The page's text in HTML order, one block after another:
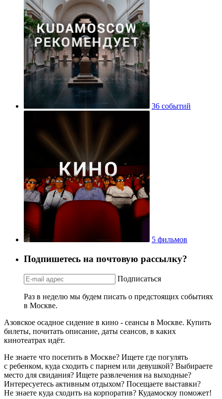
36 событий
5 фильмов
Подпишетесь на почтовую рассылку?
Подписаться
Раз в неделю мы будем писать о предстоящих событиях
в Москве.
Азовское осадное сидение в кино - сеансы в Москве. Купить
билеты, почитать описание, даты сеансов, в каких
кинотеатрах идёт.
Не знаете что посетить в Москве? Ищете где погулять
с ребенком, куда сходить с парнем или девушкой? Выбираете
место для свидания? Ищете развлечения на выходные?
Интересуетесь активным отдыхом? Посещаете выставки?
Не знаете куда сходить на корпоратив? Кудамоскоу поможет!